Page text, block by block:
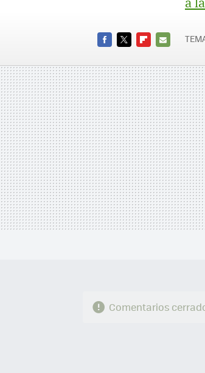
MAIL
Comentarios